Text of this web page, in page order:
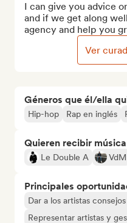
Géneros que él/ella
Hip-hop Rap en inglés
Quieren recibir
Le Double A VdM
Principales
Dar a los artistas
Representar artistas y
I can give you advice
and if we get along
agency and help you
Ver